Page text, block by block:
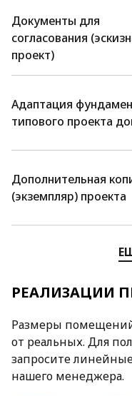
Документы для
согласования
проект)
Адаптация
типового проекта
Дополнительная
(экземпляр) проекта
РЕАЛИЗАЦИИ
Размеры помещений
от реальных. Для
запросите
нашего менеджера.